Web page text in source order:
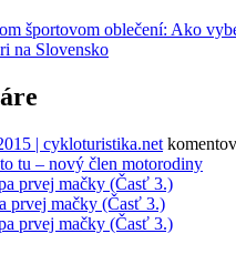
športovom oblečení: Ako
na Slovensko
| cykloturistika.net
tu – nový člen motorodiny
prvej mačky (Časť 3.)
prvej mačky (Časť 3.)
prvej mačky (Časť 3.)